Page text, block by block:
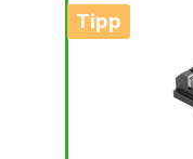
Tipp